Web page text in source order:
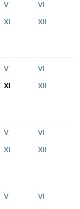
V VI
XI XII
V VI
XI XII
V VI
XI XII
V VI